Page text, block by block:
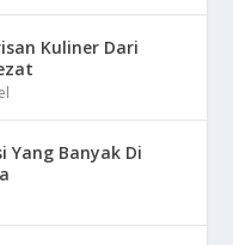
Kuliner Dari
Yang Banyak Di